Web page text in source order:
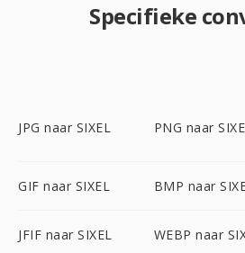
Specifieke
JPG naar SIXEL PNG naar
GIF naar SIXEL BMP naar
JFIF naar SIXEL WEBP naar